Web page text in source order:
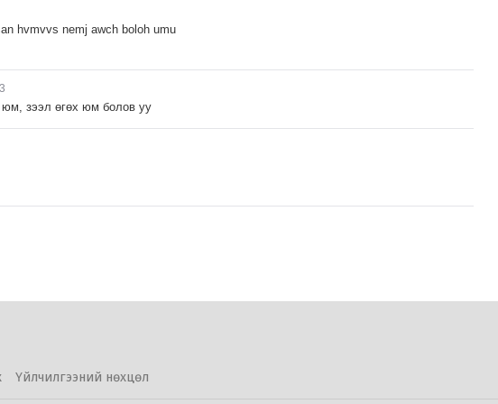
hvmvvs nemj awch boloh umu
юм, зээл өгөх юм болов уу
Үйлчилгээний нөхцөл